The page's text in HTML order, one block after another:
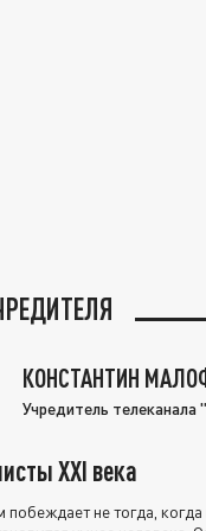
КОНСТАНТИН
Учредитель телеканала
XXI века
не тогда,